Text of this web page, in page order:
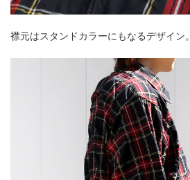
襟元はスタンドカラーにもなるデザイン。